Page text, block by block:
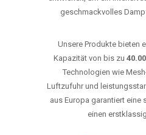
geschmackvolles
Unsere Produkte bieten
Kapazität von bis zu
Technologien wie
Luftzufuhr und
aus Europa garantiert eine
einen